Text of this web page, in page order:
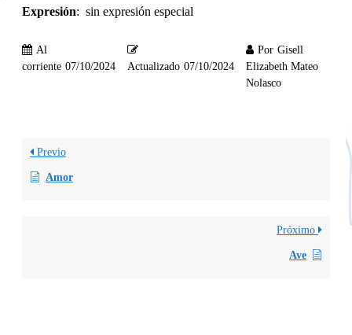
Expresión: sin expresión especial
Al
corriente 07/10/2024 Actualizado 07/10/2024
Por Gisell
Elizabeth Mateo
Nolasco
Previo
Amor
Próximo
Ave